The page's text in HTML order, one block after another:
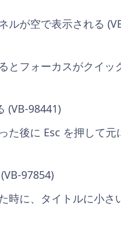
ルが空で表示される
とフォーカスがクイッ
(VB-98441)
た後に Esc を押して元
97854)
時に、タイトルに小さ